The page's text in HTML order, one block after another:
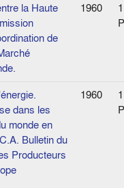
la Haute
de
1960
1
dans les
monde en
Bulletin du
Producteurs
1960
1